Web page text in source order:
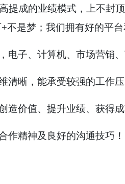
提成的业绩模式，上不封
+不是梦；我们拥有好的平台
电子、计算机、市场营销
清晰，能承受较强的工作压
造价值、提升业绩、获得
作精神及良好的沟通技巧！